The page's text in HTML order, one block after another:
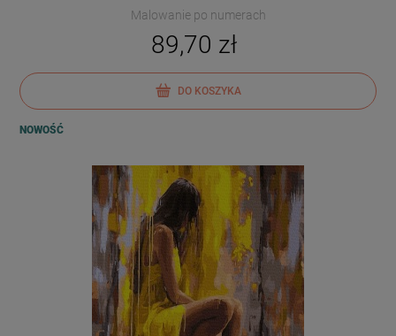
Malowanie po numerach
89,70 zł
DO KOSZYKA
NOWOŚĆ